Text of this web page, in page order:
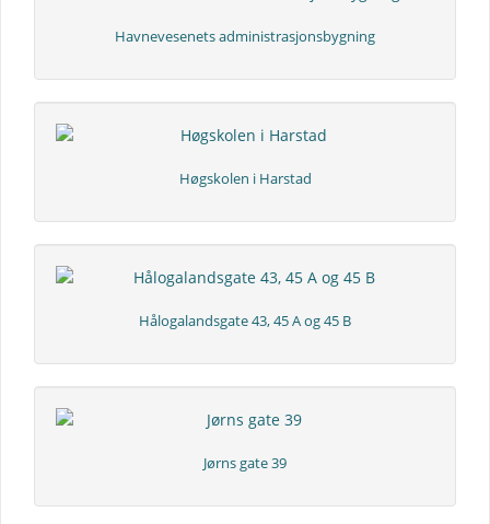
Havnevesenets administrasjonsbygning
Høgskolen i Harstad
Hålogalandsgate 43, 45 A og 45 B
Jørns gate 39